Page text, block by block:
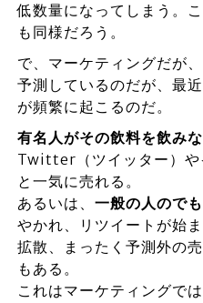
低数量になってしまう。
も同様だろう。
で、マーケティングだが
予測しているのだが、最
が頻繁に起こるのだ。
有名人がその飲料を飲み
Twitter（ツイッター）や
と一気に売れる。
あるいは、 一般の人ので
やかれ、リツイートが始
拡散、まったく予測外の
もある。
これはマーケティングで